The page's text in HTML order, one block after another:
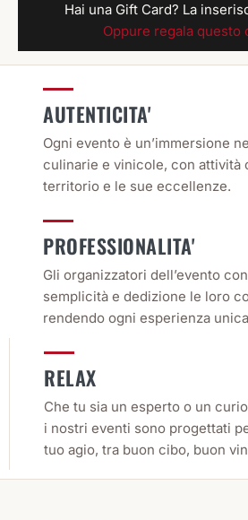
Hai una Gift Card? La
Oppure regala questo
AUTENTICITA'
Ogni evento è un’immersione
culinarie e vinicole, con attività
territorio e le sue eccellenze.
PROFESSIONALITA'
Gli organizzatori dell’evento
semplicità e dedizione le loro
rendendo ogni esperienza
RELAX
Che tu sia un esperto o un
i nostri eventi sono progettati
tuo agio, tra buon cibo, buon